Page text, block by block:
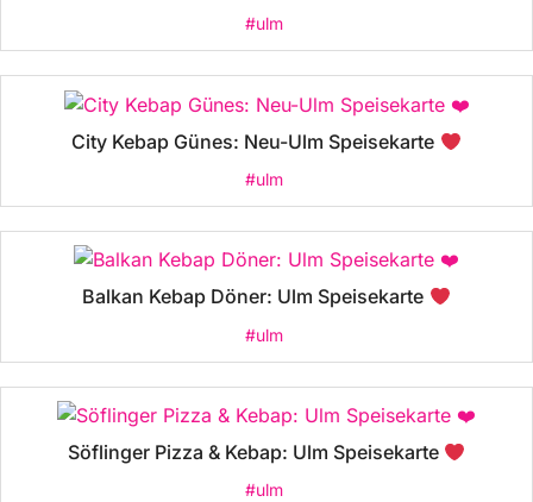
#ulm
City Kebap Günes: Neu-Ulm Speisekarte
#ulm
Balkan Kebap Döner: Ulm Speisekarte
#ulm
Söflinger Pizza & Kebap: Ulm Speisekarte
#ulm